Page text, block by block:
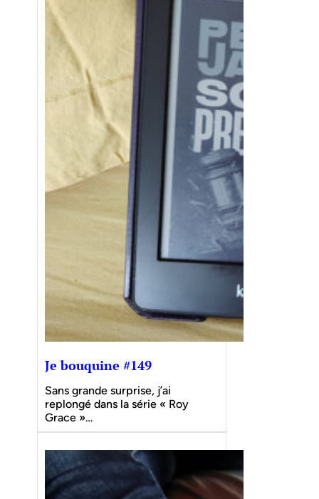
Je bouquine #149
Sans grande surprise, j’ai
replongé dans la série « Roy
Grace »…